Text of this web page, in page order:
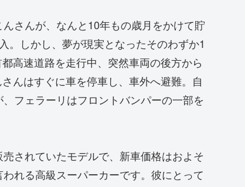
さんが、なんと10年もの歳月をかけて貯
。しかし、夢が現実となったそのわずか1
高速道路を走行中、突然車両の後方から
んはすぐに車を停車し、車外へ避難。自
フェラーリはフロントバンパーの一部を
されていたモデルで、新車価格はおよそ
れる高級スーパーカーです。彼にとって